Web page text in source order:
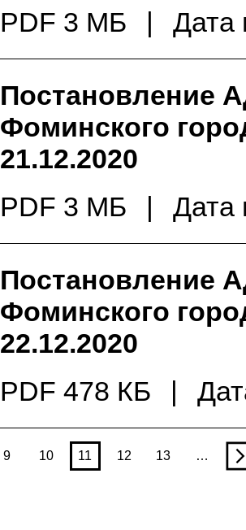
PDF 3 МБ
| Дата
Постановление
Фоминского
21.12.2020
PDF 3 МБ
| Дата
Постановление
Фоминского
22.12.2020
PDF 478 КБ
|
9 10 11 12 13 … n